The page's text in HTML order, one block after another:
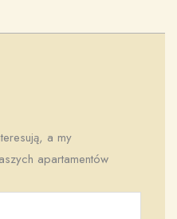
a my
apartamentów